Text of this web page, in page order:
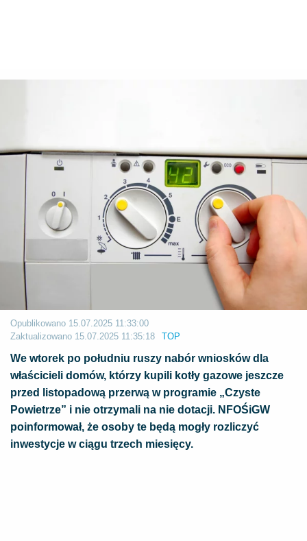
Opublikowano 15.07.2025 11:33:00
Zaktualizowano 15.07.2025 11:35:18 TOP
​We wtorek po południu ruszy nabór wniosków dla
właścicieli domów, którzy kupili kotły gazowe jeszcze
przed listopadową przerwą w programie „Czyste
Powietrze” i nie otrzymali na nie dotacji. NFOŚiGW
poinformował, że osoby te będą mogły rozliczyć
inwestycje w ciągu trzech miesięcy.